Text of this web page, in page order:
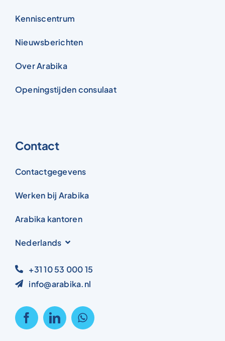
Kenniscentrum
Nieuwsberichten
Over Arabika
Openingstijden consulaat
Contact
Contactgegevens
Werken bij Arabika
Arabika kantoren
Nederlands
+31 10 53 000 15
info@arabika.nl